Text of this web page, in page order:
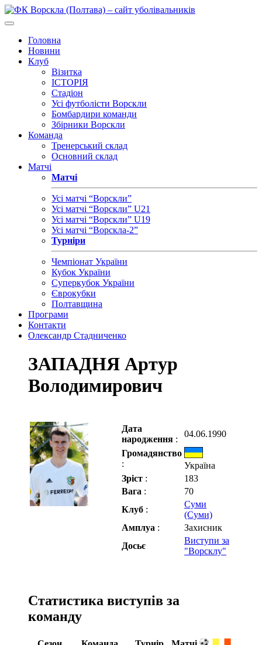
Головна
Новини
Клуб
Візитка
ІСТОРІЯ
Стадіон
Усі футболісти Ворскли
Бомбардири команди
Збірники Ворскли
Команда
Тренерський склад
Основний склад
Матчі
Матчі
Усі матчі “Ворскли”
Усі матчі “Ворскли” U21
Усі матчі “Ворскли” U19
Усі матчі “Ворскла-2”
Турніри
Чемпіонат України
Кубок України
Суперкубок України
Єврокубки
Полтавщина
Програми
Контакти
Олександр Стадниченко
ЗАПАДНЯ Артур
Володимирович
Дата
народження :
04.06.1990
Громадянство
:
Україна
Зріст :
183
Вага :
70
Клуб :
Суми
(Суми)
Амплуа :
Захисник
Досьє
Виступи за
"Ворсклу"
Статистика виступів за
команду